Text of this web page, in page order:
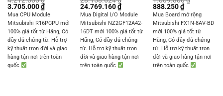
Original
price
was:
4.212.000 ₫.
3.705.000₫Current
price
is:
3.705.000 ₫.
Mua CPU Module
Mitsubishi R16PCPU mới
100% giá tốt từ Hãng, Có
đầy đủ chứng từ. Hỗ trợ
kỹ thuật trọn đời và giao
hàng tận nơi trên toàn
quốc
Original
price
was:
28.158.624 ₫.
24.769.160₫Current
price
is:
24.769.160 ₫.
Mua Digital I/O Module
Mitsubishi NZ2GF12A42-
16DT mới 100% giá tốt từ
Hãng, Có đầy đủ chứng
từ. Hỗ trợ kỹ thuật trọn
đời và giao hàng tận nơi
trên toàn quốc
Original
price
was:
1.009.800 ₫.
888.250₫Current
price
is:
888.250 ₫.
Mua Board mở rộng
Mitsubishi FX1N-8AV-BD
mới 100% giá tốt từ
Hãng, Có đầy đủ chứng
từ. Hỗ trợ kỹ thuật trọn
đời và giao hàng tận nơi
trên toàn quốc